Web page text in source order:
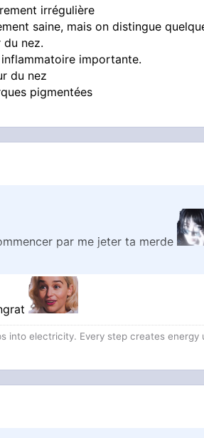
irrégulière
saine, mais on distingue
du nez.
importante.
du nez
pigmentées
par me jeter ta merde
des conneries sans me
de l'huile lavante avene non
l'hydratant: tu peux prendre la
into electricity. Every step creates